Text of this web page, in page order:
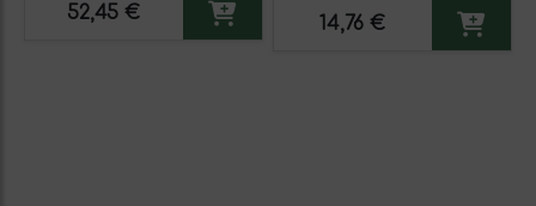
52,45 €
14,76 €